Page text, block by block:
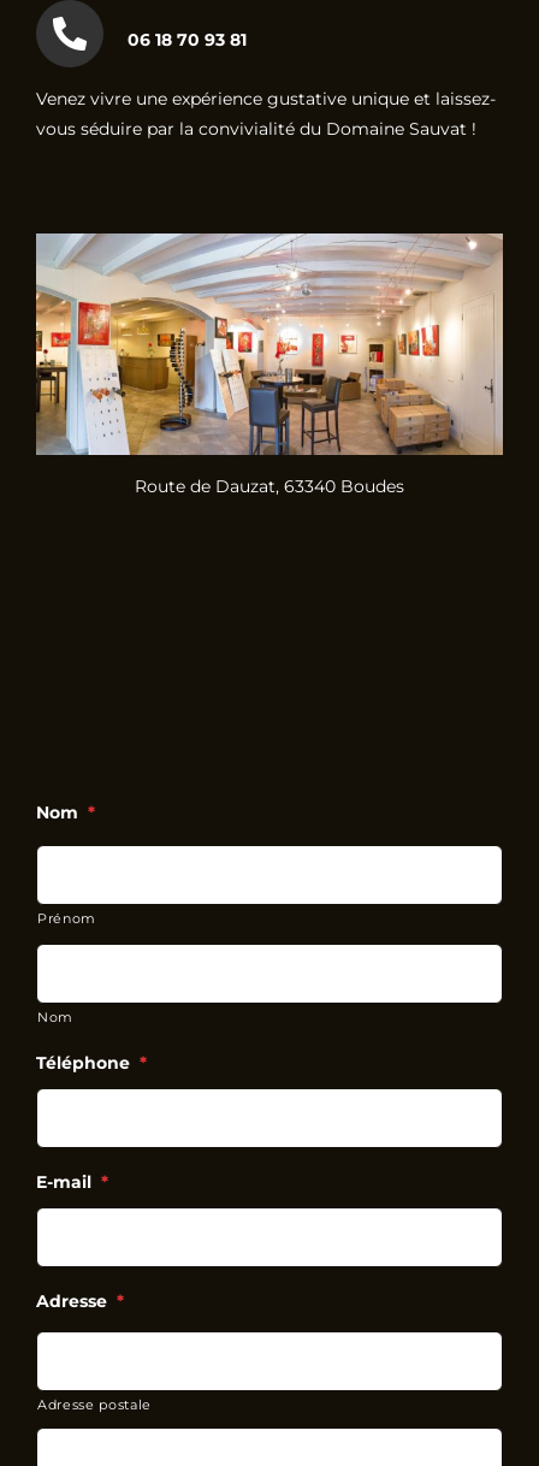
06 18 70 93 81
Venez vivre une expérience gustative unique et laissez-
vous séduire par la convivialité du Domaine Sauvat !
Route de Dauzat, 63340 Boudes
Nom *
Prénom
Nom
Téléphone *
E-mail *
Adresse *
Adresse postale